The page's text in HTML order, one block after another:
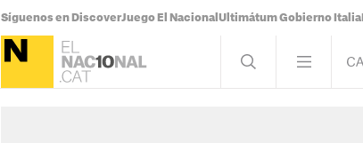
Síguenos en DiscoverJuego El Nacional Ultimátum Gobierno Italia